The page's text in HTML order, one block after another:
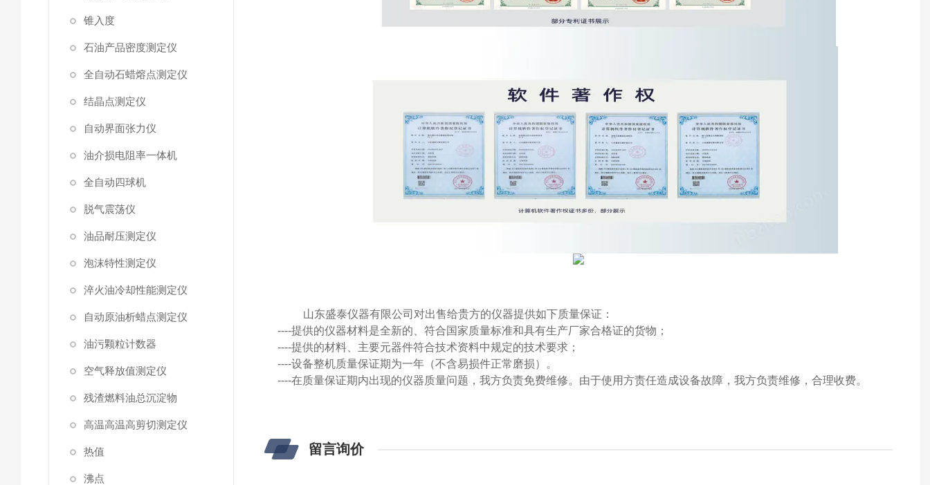
锥入度
石油产品密度测定仪
全自动石蜡熔点测定仪
结晶点测定仪
自动界面张力仪
油介损电阻率一体机
全自动四球机
脱气震荡仪
油品耐压测定仪
泡沫特性测定仪
淬火油冷却性能测定仪
自动原油析蜡点测定仪
油污颗粒计数器
空气释放值测定仪
残渣燃料油总沉淀物
高温高温高剪切测定仪
热值
沸点
山东盛泰仪器有限公司对出售给贵方的仪器提供如下质量保证：
----提供的仪器材料是全新的、符合国家质量标准和具有生产厂家合格证的货物；
----提供的材料、主要元器件符合技术资料中规定的技术要求；
----设备整机质量保证期为一年（不含易损件正常磨损）。
----在质量保证期内出现的仪器质量问题，我方负责免费维修。由于使用方责任造成设备故障，我方负责维修，合理收费。
留言询价